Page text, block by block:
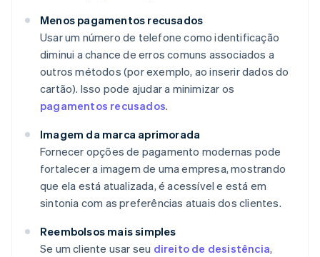
Menos pagamentos recusados
Usar um número de telefone como identificação
diminui a chance de erros comuns associados a
outros métodos (por exemplo, ao inserir dados do
cartão). Isso pode ajudar a minimizar os
pagamentos recusados.
Imagem da marca aprimorada
Fornecer opções de pagamento modernas pode
fortalecer a imagem de uma empresa, mostrando
que ela está atualizada, é acessível e está em
sintonia com as preferências atuais dos clientes.
Reembolsos mais simples
Se um cliente usar seu direito de desistência,